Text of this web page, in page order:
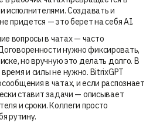
исполнителями. Создавать и
придется — это берет на себя AI.
вопросы в чатах — часто
нужно фиксировать,
но вручную это делать долго. В
и силы не нужно. BitrixGPT
в чатах, и если распознает
ставит задачи — описывает
и сроки. Коллеги просто
рутину.